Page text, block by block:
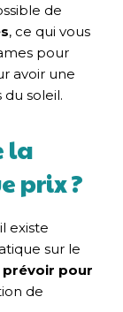
de
, ce qui vous
pour
avoir une
soleil.
la
prix ?
existe
sur le
pour
de